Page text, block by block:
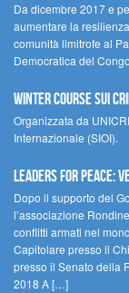
Da dicembre 2017 e
aumentare la
comunità limitrofe al
Democratica del
Winter Course sui
Organizzata da
Internazionale (SIOI).
Leaders for peace:
Dopo il supporto del
l’associazione
conflitti armati nel
Capitolare presso il
presso il Senato della
2018 A […]